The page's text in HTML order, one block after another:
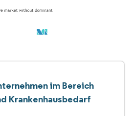
im Bereich
Krankenhausbedarf